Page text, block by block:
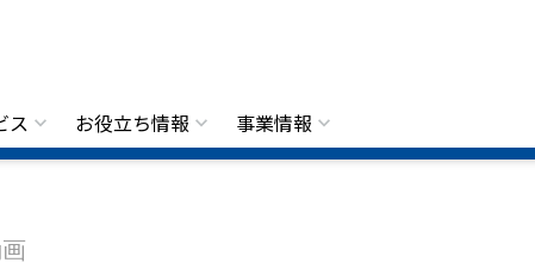
ス お役立ち情報 事業情報